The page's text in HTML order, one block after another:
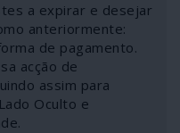
a expirar e desejar
anteriormente:
de pagamento.
acção de
assim para
Oculto e